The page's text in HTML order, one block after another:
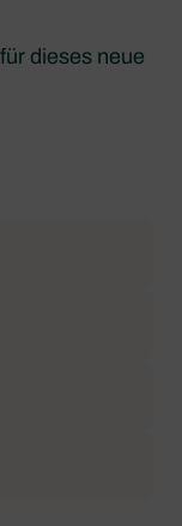
dieses neue